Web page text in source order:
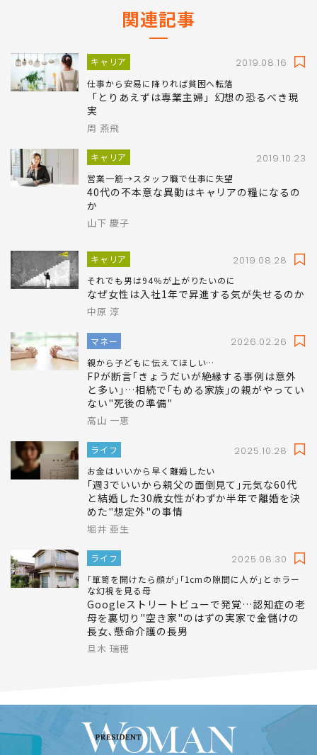
関連記事
キャリア 2019.08.16
仕事から安易に降りれば貧困へ転落
「とりあえずは専業主婦」幻想の恐るべき現
実
周 燕飛
キャリア 2019.10.23
営業一筋→スタッフ職で仕事に失望
40代の不本意な異動はキャリアの糧になるの
か
山下 慶子
キャリア 2019.08.28
それでも男は94％が上がりたいのに
なぜ女性は入社1年で昇進する気が失せるのか
中原 淳
マネー 2026.02.26
親から子どもに伝えてほしい…
FPが断言｢きょうだいが絶縁する事例は意外
と多い｣…相続で｢もめる家族｣の親がやってい
ない"死後の準備"
高山 一恵
ライフ 2025.10.28
お金はいいから早く離婚したい
｢週3でいいから親父の面倒見て｣元気な60代
と結婚した30歳女性がわずか半年で離婚を決
めた"想定外"の事情
堀井 亜生
ライフ 2025.08.30
｢箪笥を開けたら顔が｣｢1cmの隙間に人が｣とホラー
な幻視を見る母
Googleストリートビューで発覚…認知症の老
母を裏切り"空き家"のはずの実家で金儲けの
長女､懸命介護の長男
旦木 瑞穂